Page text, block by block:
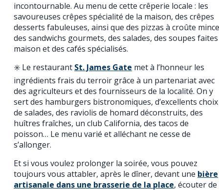
incontournable. Au menu de cette crêperie locale : les
savoureuses crêpes spécialité de la maison, des crêpes
desserts fabuleuses, ainsi que des pizzas à croûte
des sandwichs gourmets, des salades, des soupes faites
maison et des cafés spécialisés.
✳️ Le restaurant St. James Gate met à l’honneur les
ingrédients frais du terroir grâce à un partenariat avec
des agriculteurs et des fournisseurs de la localité. On y
sert des hamburgers bistronomiques, d’excellents choix
de salades, des raviolis de homard déconstruits, des
huîtres fraîches, un club California, des tacos de
poisson… Le menu varié et alléchant ne cesse de
s’allonger.
Et si vous voulez prolonger la soirée, vous pouvez
toujours vous attabler, après le dîner, devant une bière
artisanale dans une brasserie de la place, écouter de